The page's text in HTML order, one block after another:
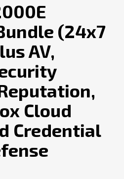
(24x7
AV,
Cloud
Credential